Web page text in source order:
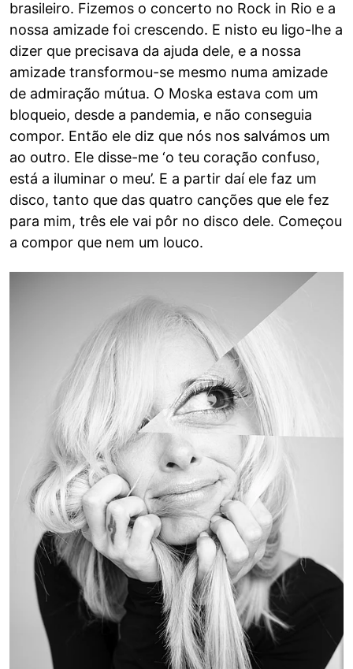
brasileiro. Fizemos o concerto no Rock in Rio e a
nossa amizade foi crescendo. E nisto eu ligo-lhe a
dizer que precisava da ajuda dele, e a nossa
amizade transformou-se mesmo numa amizade
de admiração mútua. O Moska estava com um
bloqueio, desde a pandemia, e não conseguia
compor. Então ele diz que nós nos salvámos um
ao outro. Ele disse-me ‘o teu coração confuso,
está a iluminar o meu’. E a partir daí ele faz um
disco, tanto que das quatro canções que ele fez
para mim, três ele vai pôr no disco dele. Começou
a compor que nem um louco.